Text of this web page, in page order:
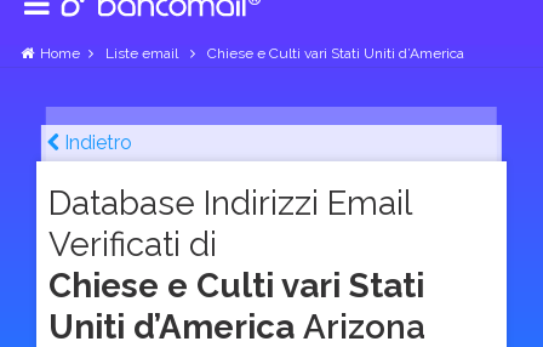
Home Liste email Chiese e Culti vari Stati Uniti d’America
Indietro
Database Indirizzi Email
Verificati di
Chiese e Culti vari Stati
Uniti d’America Arizona